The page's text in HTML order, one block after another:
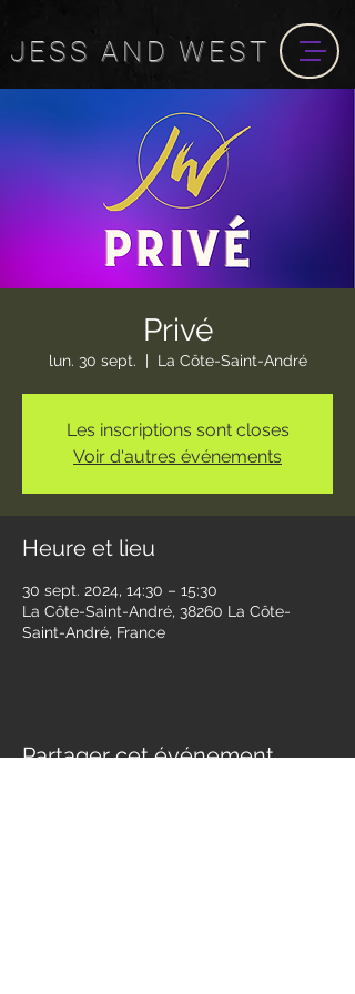
JESSAND WEST
Privé
lun. 30 sept.
  |
La Côte-Saint-André
Les inscriptions sont closes
Voir d'autres événements
Heure et lieu
30 sept. 2024, 14:30 – 15:30
La Côte-Saint-André, 38260 La Côte-
Saint-André, France
Partager cet événement